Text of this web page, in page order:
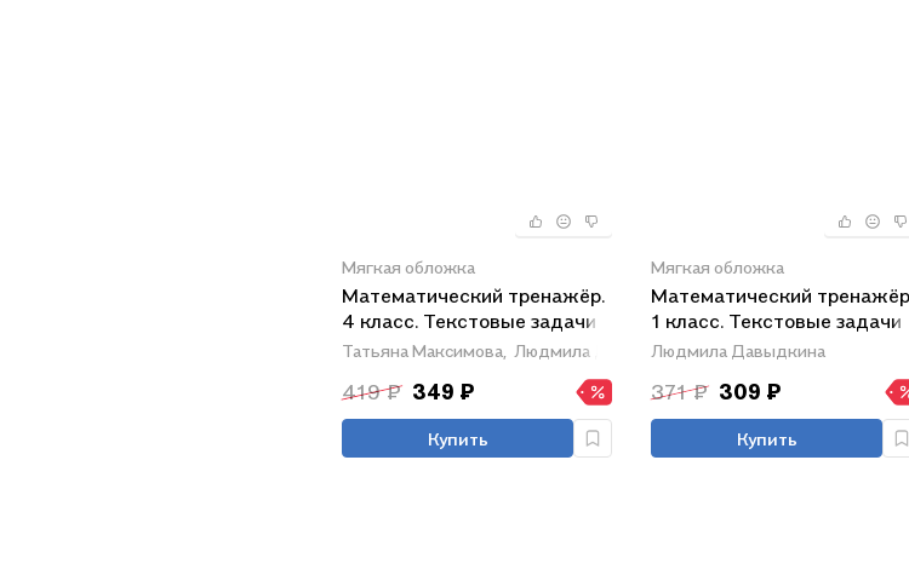
Мягкая обложка
Математический тренажёр.
4 класс. Текстовые задачи
Татьяна Максимова, Людмила Давыдкина
419 ₽ 349 ₽
Купить
Мягкая обложка
Математический
1 класс. Текстовые задачи
Людмила Давыдкина
371 ₽ 309 ₽
Купить